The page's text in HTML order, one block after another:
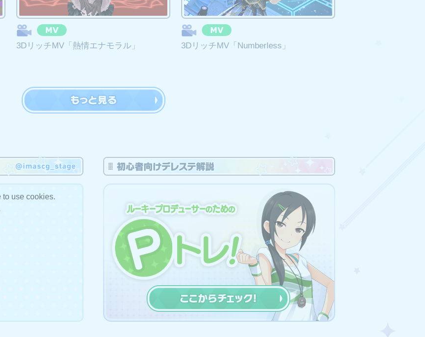
3DリッチMV「熱情エナモラル」 3DリッチMV「Numberless」
to use cookies.
開終了
関して
をもって、新規楽曲の追加を終了いたします。
ョップをもって、新衣装の追加を終了いたします。